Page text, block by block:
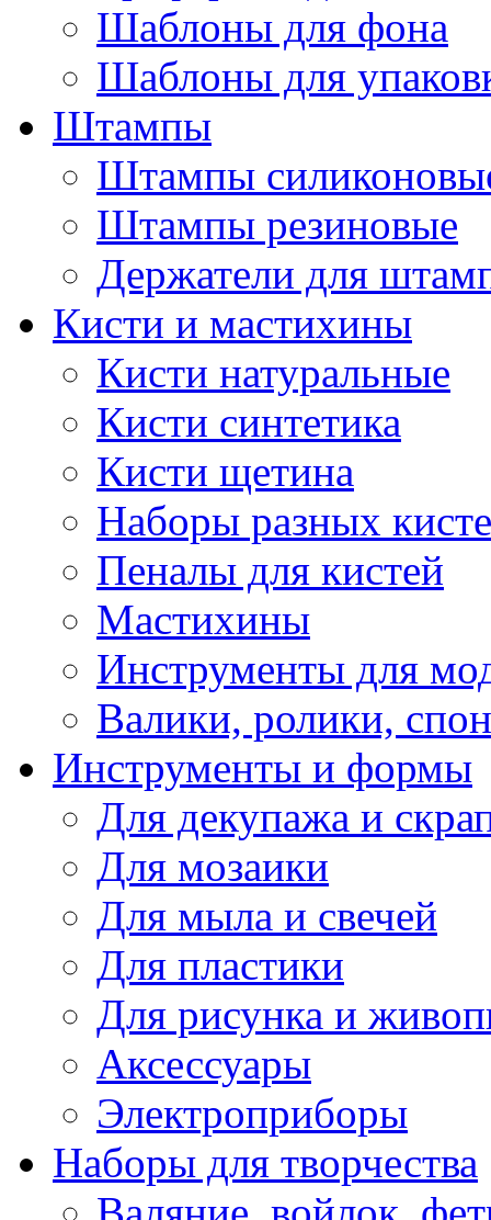
Шаблоны для фона
Шаблоны для
Штампы
Штампы
Штампы резиновые
Держатели для
Кисти и мастихины
Кисти натуральные
Кисти синтетика
Кисти щетина
Наборы разных
Пеналы для кистей
Мастихины
Инструменты для
Валики, ролики,
Инструменты и формы
Для декупажа и
Для мозаики
Для мыла и свечей
Для пластики
Для рисунка и
Аксессуары
Электроприборы
Наборы для творчества